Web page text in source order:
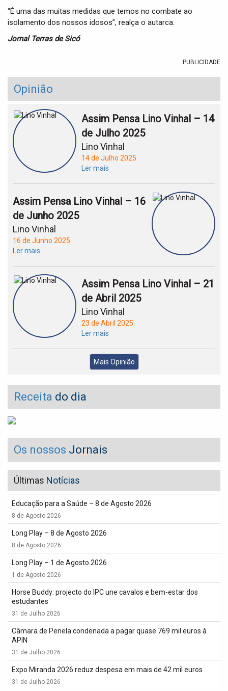
“É uma das muitas medidas que temos no combate ao
isolamento dos nossos idosos”, realça o autarca.
Jornal Terras de Sicó
PUBLICIDADE
Opinião
Assim Pensa Lino Vinhal – 14
de Julho 2025
Lino Vinhal
14 de Julho 2025
Ler mais
Assim Pensa Lino Vinhal – 16
de Junho 2025
Lino Vinhal
16 de Junho 2025
Ler mais
Assim Pensa Lino Vinhal – 21
de Abril 2025
Lino Vinhal
23 de Abril 2025
Ler mais
Mais Opinião
Receita do dia
Os nossos Jornais
Últimas Notícias
Educação para a Saúde – 8 de Agosto 2026
8 de Agosto 2026
Long Play – 8 de Agosto 2026
8 de Agosto 2026
Long Play – 1 de Agosto 2026
1 de Agosto 2026
Horse Buddy: projecto do IPC une cavalos e bem-estar dos
estudantes
31 de Julho 2026
Câmara de Penela condenada a pagar quase 769 mil euros à
APIN
31 de Julho 2026
Expo Miranda 2026 reduz despesa em mais de 42 mil euros
31 de Julho 2026